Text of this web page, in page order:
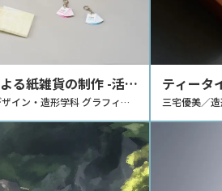
る紙雑貨の制作 -活版
の制作-
イン・造形学科 グラフィッ
ティータ
ギフトセ
三宅優美／